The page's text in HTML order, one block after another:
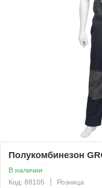
Полукомбинезон
В наличии
Код: 88105
Розница